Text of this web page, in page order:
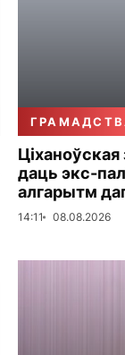
Ціханоўская
даць экс-
алгарытм
14:11 08.08.2026